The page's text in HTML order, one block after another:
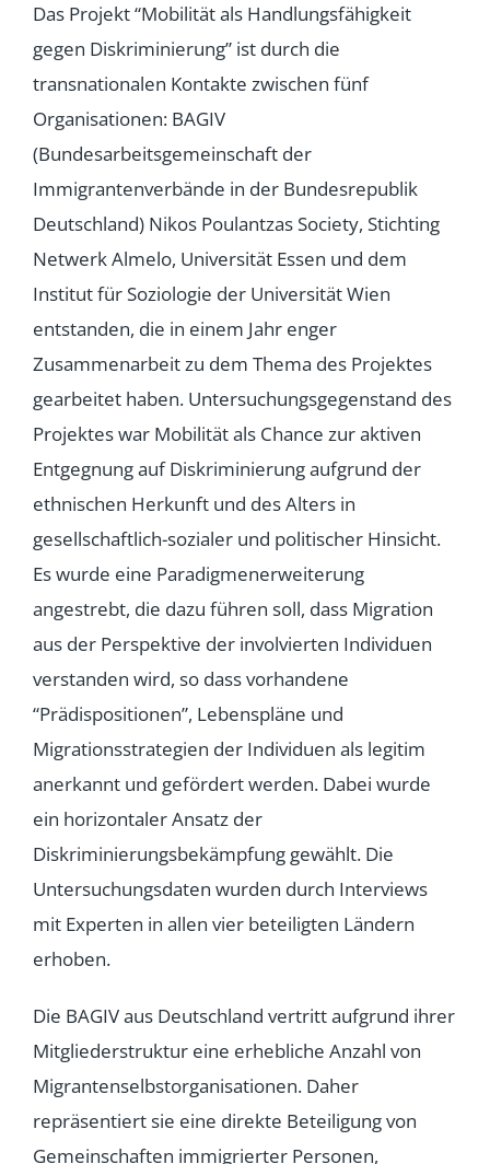
Das Projekt “Mobilität als Handlungsfähigkeit
gegen Diskriminierung” ist durch die
transnationalen Kontakte zwischen fünf
Organisationen: BAGIV
(Bundesarbeitsgemeinschaft der
Immigrantenverbände in der Bundesrepublik
Deutschland) Nikos Poulantzas Society, Stichting
Netwerk Almelo, Universität Essen und dem
Institut für Soziologie der Universität Wien
entstanden, die in einem Jahr enger
Zusammenarbeit zu dem Thema des Projektes
gearbeitet haben. Untersuchungsgegenstand des
Projektes war Mobilität als Chance zur aktiven
Entgegnung auf Diskriminierung aufgrund der
ethnischen Herkunft und des Alters in
gesellschaftlich-sozialer und politischer Hinsicht.
Es wurde eine Paradigmenerweiterung
angestrebt, die dazu führen soll, dass Migration
aus der Perspektive der involvierten Individuen
verstanden wird, so dass vorhandene
“Prädispositionen”, Lebenspläne und
Migrationsstrategien der Individuen als legitim
anerkannt und gefördert werden. Dabei wurde
ein horizontaler Ansatz der
Diskriminierungsbekämpfung gewählt. Die
Untersuchungsdaten wurden durch Interviews
mit Experten in allen vier beteiligten Ländern
erhoben.
Die BAGIV aus Deutschland vertritt aufgrund ihrer
Mitgliederstruktur eine erhebliche Anzahl von
Migrantenselbstorganisationen. Daher
repräsentiert sie eine direkte Beteiligung von
Gemeinschaften immigrierter Personen,